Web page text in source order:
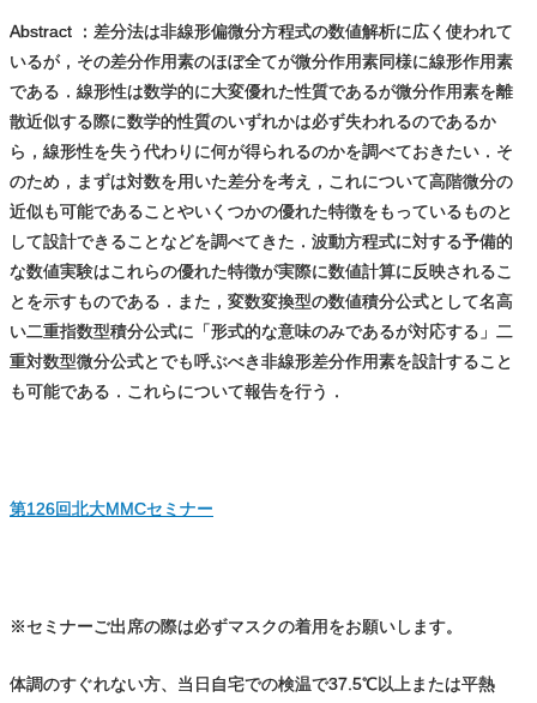
Abstract ：差分法は非線形偏微分方程式の数値解析に広く使われて
いるが，その差分作用素のほぼ全てが微分作用素同様に線形作用素
である．線形性は数学的に大変優れた性質であるが微分作用素を離
散近似する際に数学的性質のいずれかは必ず失われるのであるか
ら，線形性を失う代わりに何が得られるのかを調べておきたい．そ
のため，まずは対数を用いた差分を考え，これについて高階微分の
近似も可能であることやいくつかの優れた特徴をもっているものと
して設計できることなどを調べてきた．波動方程式に対する予備的
な数値実験はこれらの優れた特徴が実際に数値計算に反映されるこ
とを示すものである．また，変数変換型の数値積分公式として名高
い二重指数型積分公式に「形式的な意味のみであるが対応する」二
重対数型微分公式とでも呼ぶべき非線形差分作用素を設計すること
も可能である．これらについて報告を行う．
第126回北大MMCセミナー
※セミナーご出席の際は必ずマスクの着用をお願いします。
体調のすぐれない方、当日自宅での検温で37.5℃以上または平熱